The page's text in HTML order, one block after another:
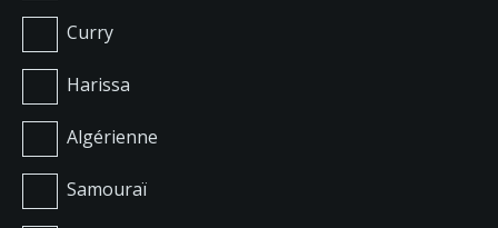
Curry
Harissa
Algérienne
Samouraï